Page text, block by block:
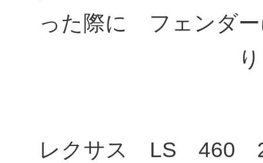
った際に フェンダー
レクサス LS 460